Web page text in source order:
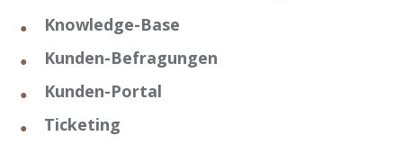
Knowledge-Base
Kunden-Befragungen
Kunden-Portal
Ticketing